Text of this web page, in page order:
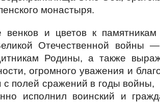
монастыря.
венков и цветов к
Отечественной войны
Родины, а также
огромного уважения и
с полей сражений в годы
исполнил воинский и